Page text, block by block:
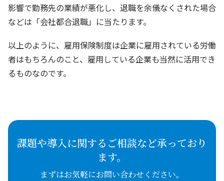
影響で勤務先の業績が悪化し、退職を余儀なくされた場合
などは「会社都合退職」に当たります。
以上のように、雇用保険制度は企業に雇用されている労働
者はもちろんのこと、雇用している企業も当然に活用でき
るものなのです。
課題や導入に関するご相談など承っており
ます。
まずはお気軽にお問い合わせください。